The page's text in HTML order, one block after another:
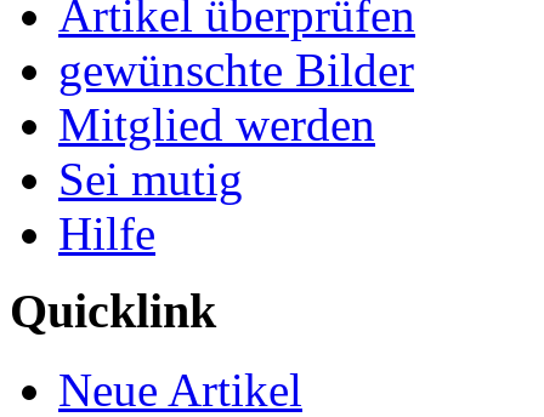
Artikel überprüfen
gewünschte Bilder
Mitglied werden
Sei mutig
Hilfe
Quicklink
Neue Artikel